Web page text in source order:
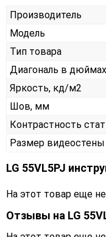
Производитель
Модель
Тип товара
Диагональ в дюймах
Яркость, кд/м2
Шов, мм
Контрастность
Размер видеостены
LG 55VL5PJ
На этот товар еще
Отзывы на LG